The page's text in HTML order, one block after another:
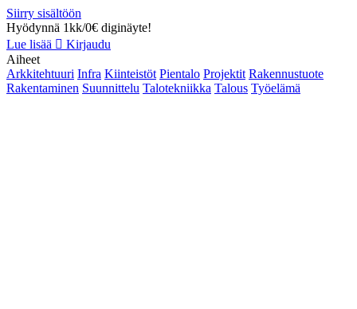
Siirry sisältöön
Hyödynnä 1kk/0€ diginäyte!
Lue lisää
Kirjaudu
Aiheet
Arkkitehtuuri Infra Kiinteistöt Pientalo Projektit Rakennustuote
Rakentaminen Suunnittelu Talotekniikka Talous Työelämä